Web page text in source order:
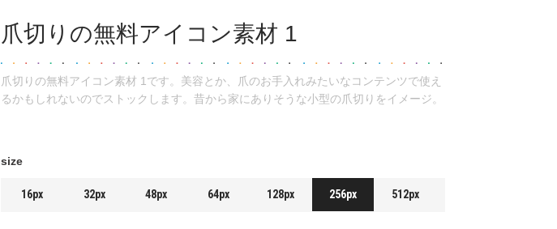
爪切りの無料アイコン素材 1
爪切りの無料アイコン素材 1です。美容とか、爪のお手入れみたいなコンテンツで使え
るかもしれないのでストックします。昔から家にありそうな小型の爪切りをイメージ。
size
16px 32px 48px 64px 128px 256px 512px